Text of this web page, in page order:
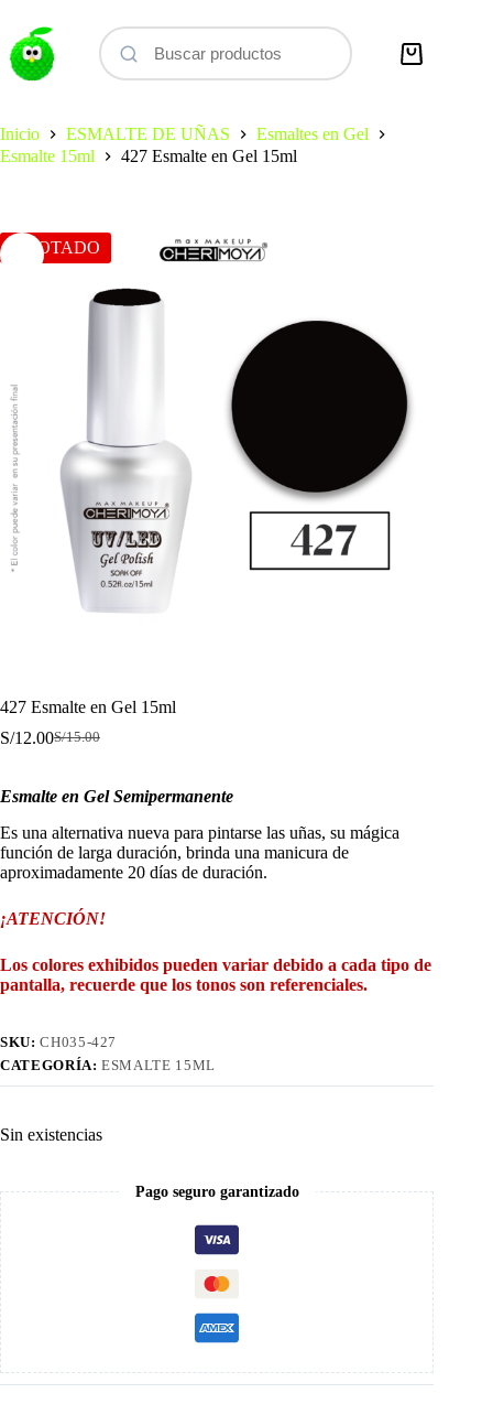
contenido
Carro
Inicio
ESMALTE DE UÑAS
Esmaltes en Gel
Esmalte 15ml
427 Esmalte en Gel 15ml
AGOTADO
427 Esmalte en Gel 15ml
S/15.00
El
era:
S/15.00.
S/12.00El
es:
S/12.00.
Esmalte en Gel Semipermanente
Es una alternativa nueva para pintarse las uñas, su mágica
función de larga duración, brinda una manicura de
aproximadamente 20 días de duración.
¡ATENCIÓN!
Los colores exhibidos pueden variar debido a cada tipo de
pantalla, recuerde que los tonos son referenciales.
SKU:CH035-427
CATEGORÍA:ESMALTE 15ML
Sin existencias
Pago seguro garantizado